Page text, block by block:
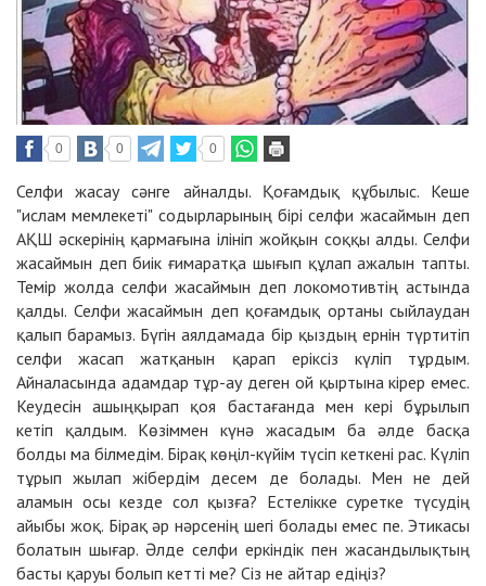
0 0 0
Селфи жасау сәнге айналды. Қоғамдық құбылыс. Кеше
"ислам мемлекеті" содырларының бірі селфи жасаймын деп
АҚШ әскерінің қармағына ілініп жойқын соққы алды. Селфи
жасаймын деп биік ғимаратқа шығып құлап ажалын тапты.
Темір жолда селфи жасаймын деп локомотивтің астында
қалды. Селфи жасаймын деп қоғамдық ортаны сыйлаудан
қалып барамыз. Бүгін аялдамада бір қыздың ернін түртитіп
селфи жасап жатқанын қарап еріксіз күліп тұрдым.
Айналасында адамдар тұр-ау деген ой қыртына кірер емес.
Кеудесін ашыңқырап қоя бастағанда мен кері бұрылып
кетіп қалдым. Көзіммен күнә жасадым ба әлде басқа
болды ма білмедім. Бірақ көңіл-күйім түсіп кеткені рас. Күліп
тұрып жылап жібердім десем де болады. Мен не дей
аламын осы кезде сол қызға? Естелікке суретке түсудің
айыбы жоқ. Бірақ әр нәрсенің шегі болады емес пе. Этикасы
болатын шығар. Әлде селфи еркіндік пен жасандылықтың
басты қаруы болып кетті ме? Сіз не айтар едіңіз?